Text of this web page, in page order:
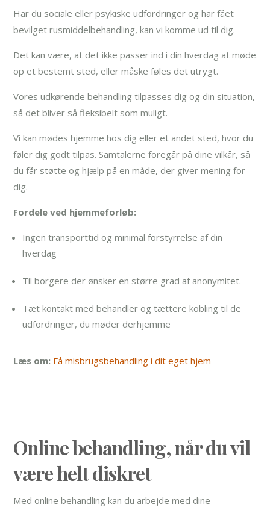
Har du sociale eller psykiske udfordringer og har fået
bevilget rusmiddelbehandling, kan vi komme ud til dig.
Det kan være, at det ikke passer ind i din hverdag at møde
op et bestemt sted, eller måske føles det utrygt.
Vores udkørende behandling tilpasses dig og din situation,
så det bliver så fleksibelt som muligt.
Vi kan mødes hjemme hos dig eller et andet sted, hvor du
føler dig godt tilpas. Samtalerne foregår på dine vilkår, så
du får støtte og hjælp på en måde, der giver mening for
dig.
Fordele ved hjemmeforløb:
Ingen transporttid og minimal forstyrrelse af din
hverdag
Til borgere der ønsker en større grad af anonymitet.
Tæt kontakt med behandler og tættere kobling til de
udfordringer, du møder derhjemme
Læs om: Få misbrugsbehandling i dit eget hjem
Online behandling, når du vil
være helt diskret
Med online behandling kan du arbejde med dine